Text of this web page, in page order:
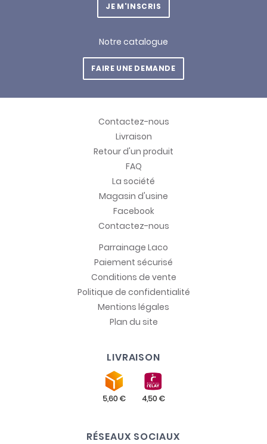
JE M'INSCRIS
Notre catalogue
FAIRE UNE DEMANDE
Contactez-nous
Livraison
Retour d'un produit
FAQ
La société
Magasin d'usine
Facebook
Contactez-nous
Parrainage Laco
Paiement sécurisé
Conditions de vente
Politique de confidentialité
Mentions légales
Plan du site
LIVRAISON
RÉSEAUX SOCIAUX